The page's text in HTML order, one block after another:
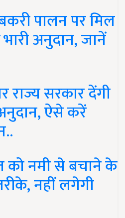
पालन पर मिल
अनुदान, जानें
राज्य सरकार देंगी
ऐसे करें
नमी से बचाने के
नहीं लगेगी